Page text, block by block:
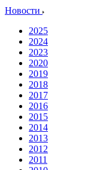
Новости
2025
2024
2023
2020
2019
2018
2017
2016
2015
2014
2013
2012
2011